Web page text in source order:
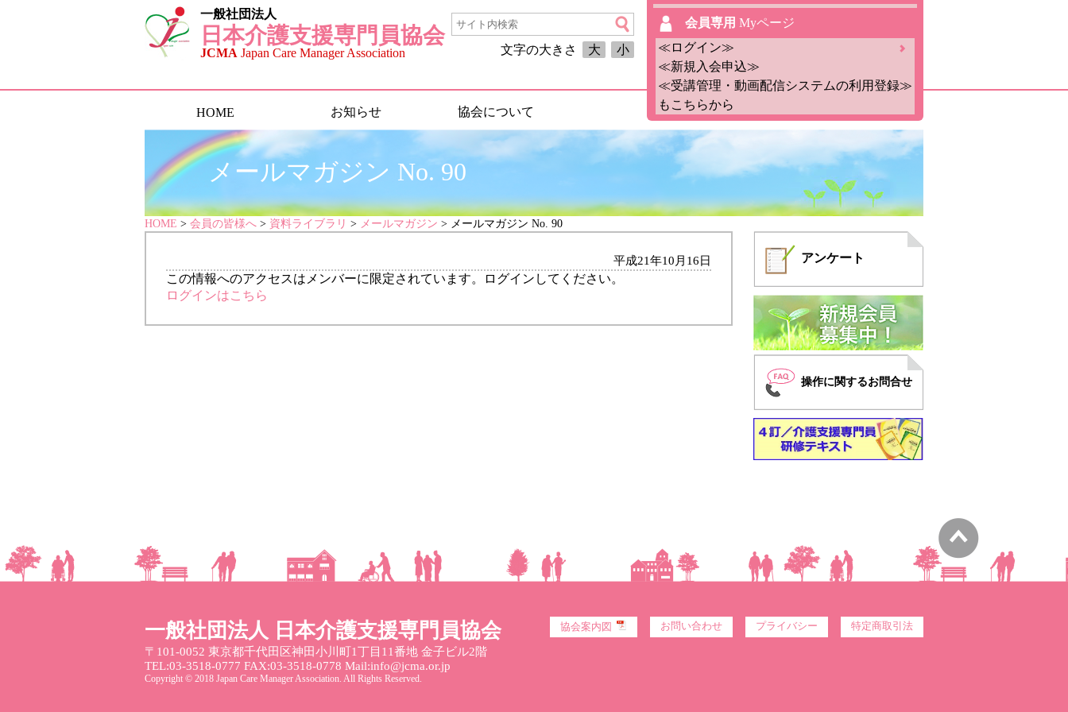
一般社団法人
日本介護支援専門員協会
JCMA Japan Care Manager Association 文字の大きさ 大 小
会員専用 Myページ
≪ログイン≫
≪新規入会申込≫
≪受講管理・動画配信システムの利用登録≫
もこちらから
HOME お知らせ 協会について
メールマガジン No. 90
HOME > 会員の皆様へ > 資料ライブラリ > メールマガジン > メールマガジン No. 90
平成21年10月16日
この情報へのアクセスはメンバーに限定されています。ログインしてください。
ログインはこちら
アンケート
操作に関するお問合せ
一般社団法人 日本介護支援専門員協会
〒101-0052 東京都千代田区神田小川町1丁目11番地 金子ビル2階
TEL:03-3518-0777 FAX:03-3518-0778 Mail:info@jcma.or.jp
Copyright © 2018 Japan Care Manager Association. All Rights Reserved.
協会案内図 お問い合わせ プライバシー 特定商取引法